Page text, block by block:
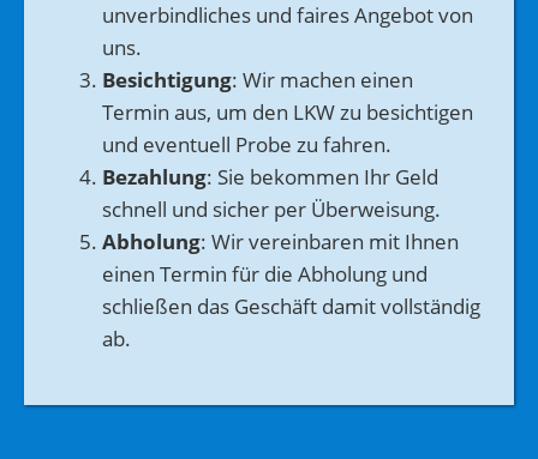
unverbindliches und faires Angebot von
uns.
Besichtigung: Wir machen einen
Termin aus, um den LKW zu besichtigen
und eventuell Probe zu fahren.
Bezahlung: Sie bekommen Ihr Geld
schnell und sicher per Überweisung.
Abholung: Wir vereinbaren mit Ihnen
einen Termin für die Abholung und
schließen das Geschäft damit vollständig
ab.